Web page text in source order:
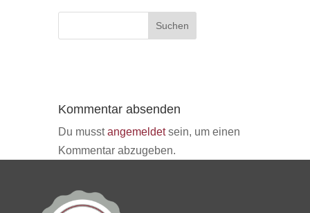
Kommentar absenden
Du musstangemeldetsein, um einen
Kommentar abzugeben.